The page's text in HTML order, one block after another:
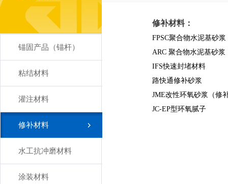
锚固产品（锚杆）
粘结材料
灌注材料
修补材料
水工抗冲磨材料
涂装材料
修补材料：
FPSC聚合物水泥基砂浆
ARC 聚合物水泥基砂浆
IFS快速封堵材料
路快通修补砂浆
JME改性环氧砂浆（修
JC-EP型环氧腻子